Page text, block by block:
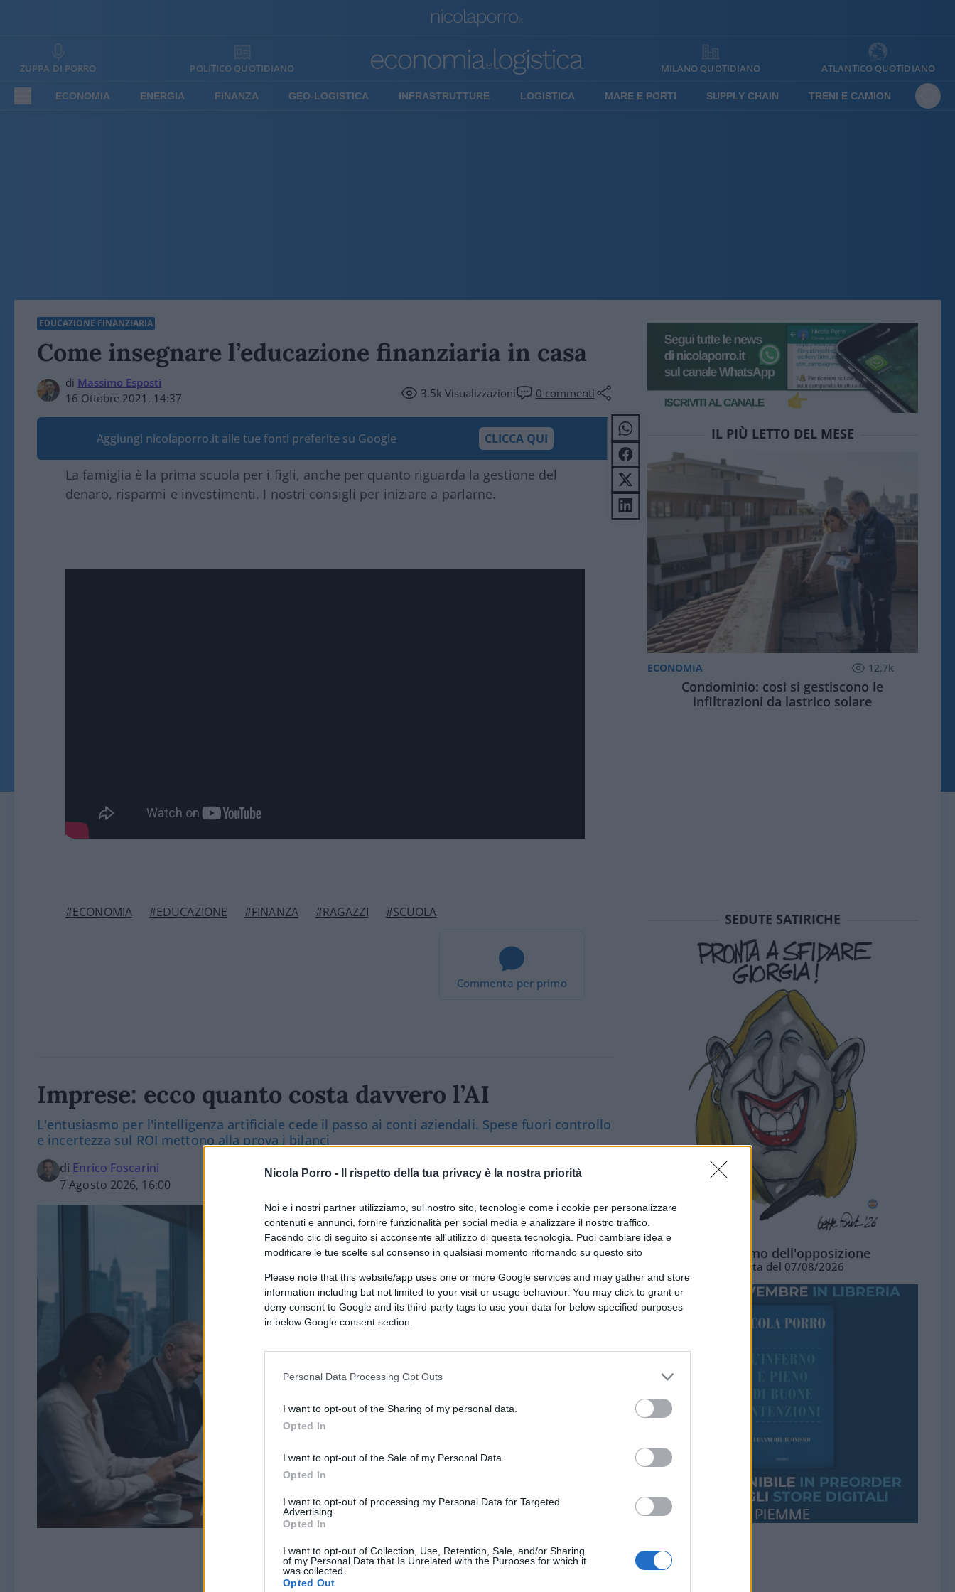
Nicola Porro - Il rispetto della tua privacy è la nostra priorità
Noi e i nostri partner utilizziamo, sul nostro sito, tecnologie come i cookie per personalizzare
contenuti e annunci, fornire funzionalità per social media e analizzare il nostro traffico.
Facendo clic di seguito si acconsente all'utilizzo di questa tecnologia. Puoi cambiare idea e
modificare le tue scelte sul consenso in qualsiasi momento ritornando su questo sito
Please note that this website/app uses one or more Google services and may gather and store
information including but not limited to your visit or usage behaviour. You may click to grant or
deny consent to Google and its third-party tags to use your data for below specified purposes
in below Google consent section.
Personal Data Processing Opt Outs
I want to opt-out of the Sharing of my personal data.
Opted In
I want to opt-out of the Sale of my Personal Data.
Opted In
I want to opt-out of processing my Personal Data for Targeted
Advertising.
Opted In
I want to opt-out of Collection, Use, Retention, Sale, and/or Sharing
of my Personal Data that Is Unrelated with the Purposes for which it
was collected.
Opted Out
ZUPPA DI PORRO POLITICO QUOTIDIANO MILANO QUOTIDIANO ATLANTICO QUOTIDIANO
ECONOMIA ENERGIA FINANZA GEO-LOGISTICA INFRASTRUTTURE LOGISTICA MARE E PORTI SUPPLY CHAIN TRENI E CAMION
EDUCAZIONE FINANZIARIA
Come insegnare l’educazione finanziaria in casa
di Massimo Esposti
16 Ottobre 2021, 14:37
3.5kVisualizzazioni 0 commenti
Aggiungi nicolaporro.it alle tue fonti preferite su Google CLICCA QUI
La famiglia è la prima scuola per i figli, anche per quanto riguarda la gestione del
denaro, risparmi e investimenti. I nostri consigli per iniziare a parlarne.
#ECONOMIA #EDUCAZIONE #FINANZA #RAGAZZI #SCUOLA
Commenta per primo
Imprese: ecco quanto costa davvero l’AI
L'entusiasmo per l'intelligenza artificiale cede il passo ai conti aziendali. Spese fuori controllo
e incertezza sul ROI mettono alla prova i bilanci
di Enrico Foscarini
7 Agosto 2026, 16:00
1.4kVisualizzazioni 0commenti
IL PIÙ LETTO DEL MESE
ECONOMIA 12.7k
Condominio: così si gestiscono le
infiltrazioni da lastrico solare
SEDUTE SATIRICHE
L'ottimismo dell'opposizione
Vignetta del 07/08/2026